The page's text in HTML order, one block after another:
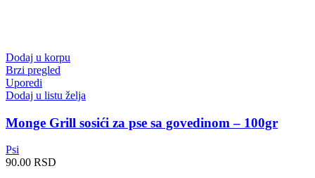
Dodaj u korpu
Brzi pregled
Uporedi
Dodaj u listu želja
Monge Grill sosići za pse sa govedinom – 100gr
Psi
90.00 RSD